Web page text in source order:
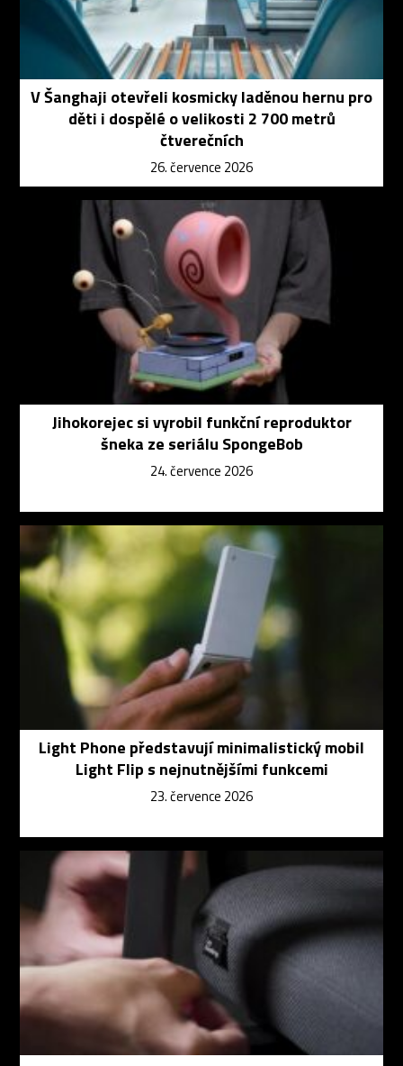
V Šanghaji otevřeli kosmicky laděnou hernu pro
děti i dospělé o velikosti 2 700 metrů
čtverečních
26. července 2026
Jihokorejec si vyrobil funkční reproduktor
šneka ze seriálu SpongeBob
24. července 2026
Light Phone představují minimalistický mobil
Light Flip s nejnutnějšími funkcemi
23. července 2026